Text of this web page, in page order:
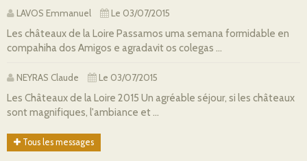
LAVOS Emmanuel Le 03/07/2015
Les châteaux de la Loire Passamos uma semana formidable en
compahiha dos Amigos e agradavit os colegas ...
NEYRAS Claude Le 03/07/2015
Les Châteaux de la Loire 2015 Un agréable séjour, si les châteaux
sont magnifiques, l'ambiance et ...
Tous les messages